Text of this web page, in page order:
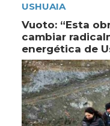
USHUAIA
Vuoto: “Esta
cambiar
energética de